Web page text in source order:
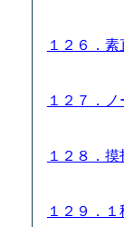
１２６．
１２７．
１２８．
１２９．